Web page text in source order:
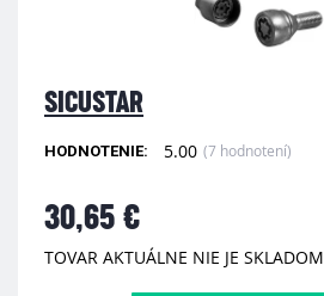
SICUSTAR
HODNOTENIE: 5.00 (7 hodnotení)
30,65 €
TOVAR AKTUÁLNE NIE JE SKLADOM